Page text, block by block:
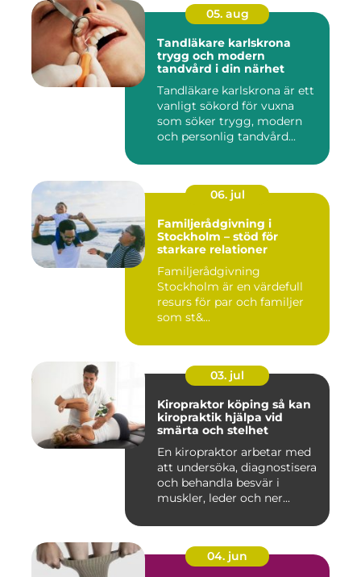
05. aug
Tandläkare karlskrona
trygg och modern
tandvård i din närhet
Tandläkare karlskrona är ett
vanligt sökord för vuxna
som söker trygg, modern
och personlig tandvård...
06. jul
Familjerådgivning i
Stockholm – stöd för
starkare relationer
Familjerådgivning
Stockholm är en värdefull
resurs för par och familjer
som st&...
03. jul
Kiropraktor köping så kan
kiropraktik hjälpa vid
smärta och stelhet
En kiropraktor arbetar med
att undersöka, diagnostisera
och behandla besvär i
muskler, leder och ner...
04. jun